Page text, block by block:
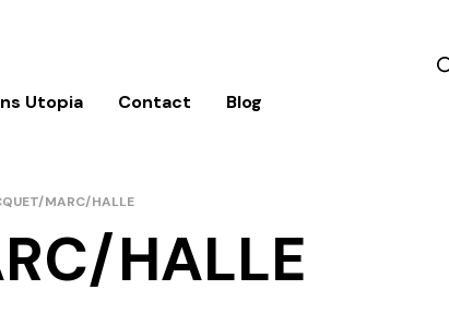
Utopia Contact Blog
MARC/HALLE
HALLE